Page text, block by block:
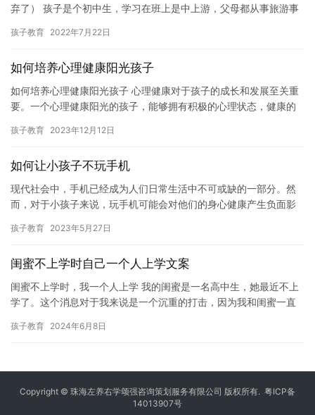
弃了） 孩子是个初中生，学习在班上是中上游，父母都从事旅游事
发…
孩子教育 2022年7月22日
如何培养心理健康阳光孩子
如何培养心理健康阳光孩子 心理健康对于孩子的成长和发展至关重
要。一个心理健康阳光的孩子，能够拥有积极的心理状态，健康的
心理…
孩子教育 2023年12月12日
如何让小孩子不玩手机
现代社会中，手机已经成为人们日常生活中不可或缺的一部分。然
而，对于小孩子来说，玩手机可能会对他们的身心健康产生负面影
题。在本…
孩子教育 2023年5月27日
闺蜜不上学时自己一个人上学文案
闺蜜不上学时，我一个人上学 我的闺蜜是一名高中生，她最近不上
学了。这个消息对于我来说是一个沉重的打击，因为我和闺蜜一直
的…
孩子教育 2024年6月8日
Copyright © 珠海左养右学颂强咨询策划服务有限公司 版权所有. 粤ICP备
14013907号